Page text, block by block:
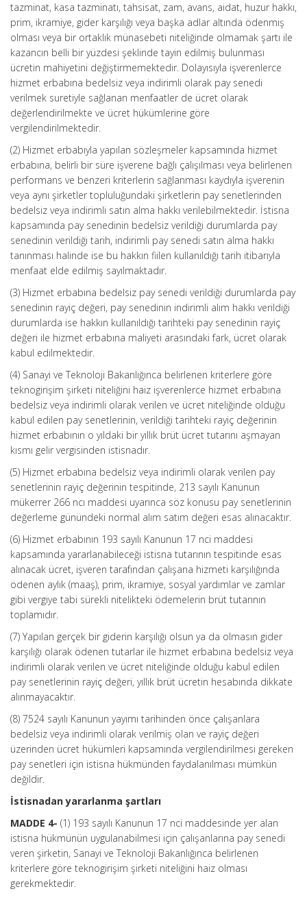
tazminat, kasa tazminatı, tahsisat, zam, avans, aidat, huzur hakkı,
prim, ikramiye, gider karşılığı veya başka adlar altında ödenmiş
olması veya bir ortaklık münasebeti niteliğinde olmamak şartı ile
kazancın belli bir yüzdesi şeklinde tayin edilmiş bulunması
ücretin mahiyetini değiştirmemektedir. Dolayısıyla işverenlerce
hizmet erbabına bedelsiz veya indirimli olarak pay senedi
verilmek suretiyle sağlanan menfaatler de ücret olarak
değerlendirilmekte ve ücret hükümlerine göre
vergilendirilmektedir.
(2) Hizmet erbabıyla yapılan sözleşmeler kapsamında hizmet
erbabına, belirli bir süre işverene bağlı çalışılması veya belirlenen
performans ve benzeri kriterlerin sağlanması kaydıyla işverenin
veya aynı şirketler topluluğundaki şirketlerin pay senetlerinden
bedelsiz veya indirimli satın alma hakkı verilebilmektedir. İstisna
kapsamında pay senedinin bedelsiz verildiği durumlarda pay
senedinin verildiği tarih, indirimli pay senedi satın alma hakkı
tanınması halinde ise bu hakkın fiilen kullanıldığı tarih itibarıyla
menfaat elde edilmiş sayılmaktadır.
(3) Hizmet erbabına bedelsiz pay senedi verildiği durumlarda pay
senedinin rayiç değeri, pay senedinin indirimli alım hakkı verildiği
durumlarda ise hakkın kullanıldığı tarihteki pay senedinin rayiç
değeri ile hizmet erbabına maliyeti arasındaki fark, ücret olarak
kabul edilmektedir.
(4) Sanayi ve Teknoloji Bakanlığınca belirlenen kriterlere göre
teknogirişim şirketi niteliğini haiz işverenlerce hizmet erbabına
bedelsiz veya indirimli olarak verilen ve ücret niteliğinde olduğu
kabul edilen pay senetlerinin, verildiği tarihteki rayiç değerinin
hizmet erbabının o yıldaki bir yıllık brüt ücret tutarını aşmayan
kısmı gelir vergisinden istisnadır.
(5) Hizmet erbabına bedelsiz veya indirimli olarak verilen pay
senetlerinin rayiç değerinin tespitinde, 213 sayılı Kanunun
mükerrer 266 ncı maddesi uyarınca söz konusu pay senetlerinin
değerleme günündeki normal alım satım değeri esas alınacaktır.
(6) Hizmet erbabının 193 sayılı Kanunun 17 nci maddesi
kapsamında yararlanabileceği istisna tutarının tespitinde esas
alınacak ücret, işveren tarafından çalışana hizmeti karşılığında
ödenen aylık (maaş), prim, ikramiye, sosyal yardımlar ve zamlar
gibi vergiye tabi sürekli nitelikteki ödemelerin brüt tutarının
toplamıdır.
(7) Yapılan gerçek bir giderin karşılığı olsun ya da olmasın gider
karşılığı olarak ödenen tutarlar ile hizmet erbabına bedelsiz veya
indirimli olarak verilen ve ücret niteliğinde olduğu kabul edilen
pay senetlerinin rayiç değeri, yıllık brüt ücretin hesabında dikkate
alınmayacaktır.
(8) 7524 sayılı Kanunun yayımı tarihinden önce çalışanlara
bedelsiz veya indirimli olarak verilmiş olan ve rayiç değeri
üzerinden ücret hükümleri kapsamında vergilendirilmesi gereken
pay senetleri için istisna hükmünden faydalanılması mümkün
değildir.
İstisnadan yararlanma şartları
MADDE 4- (1) 193 sayılı Kanunun 17 nci maddesinde yer alan
istisna hükmünün uygulanabilmesi için çalışanlarına pay senedi
veren şirketin, Sanayi ve Teknoloji Bakanlığınca belirlenen
kriterlere göre teknogirişim şirketi niteliğini haiz olması
gerekmektedir.